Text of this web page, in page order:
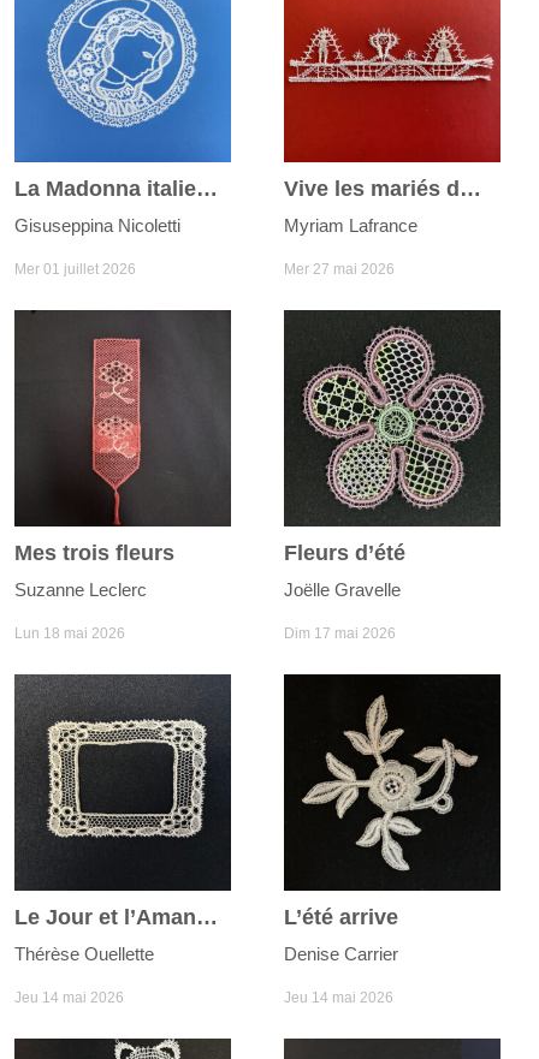
La Madonna italienne
Gisuseppina Nicoletti
Mer 01 juillet 2026
Vive les mariés du joli mois de mai
Myriam Lafrance
Mer 27 mai 2026
Mes trois fleurs
Suzanne Leclerc
Lun 18 mai 2026
Fleurs d’été
Joëlle Gravelle
Dim 17 mai 2026
Le Jour et l’Amande
Thérèse Ouellette
Jeu 14 mai 2026
L’été arrive
Denise Carrier
Jeu 14 mai 2026